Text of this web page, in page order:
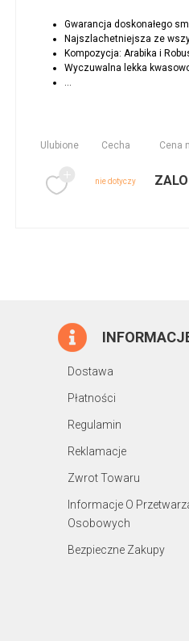
Gwarancja doskonałego
Najszlachetniejsza ze
Kompozycja: Arabika i
Wyczuwalna lekka
Ulubione Cecha Cena
nie dotyczy
Dostawa
Płatności
Regulamin
Reklamacje
Zwrot Towaru
Informacje O
Osobowych
Bezpieczne Zakupy